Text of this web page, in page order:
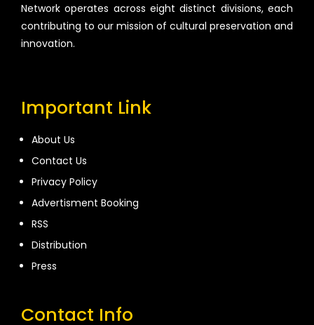
Network operates across eight distinct divisions, each
contributing to our mission of cultural preservation and
innovation.
Important Link
About Us
Contact Us
Privacy Policy
Advertisment Booking
RSS
Distribution
Press
Contact Info